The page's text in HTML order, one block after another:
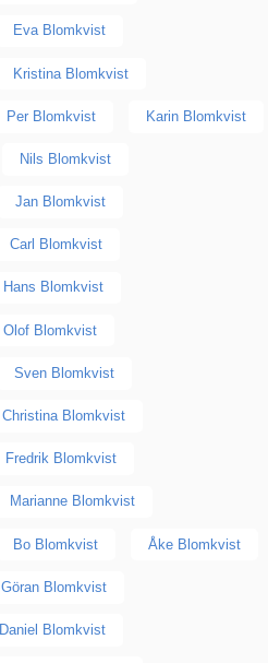
Eva Blomkvist
Kristina Blomkvist
Per Blomkvist Karin Blomkvist
Nils Blomkvist
Jan Blomkvist
Carl Blomkvist
Hans Blomkvist
Olof Blomkvist
Sven Blomkvist
Christina Blomkvist
Fredrik Blomkvist
Marianne Blomkvist
Bo Blomkvist Åke Blomkvist
Göran Blomkvist
Daniel Blomkvist